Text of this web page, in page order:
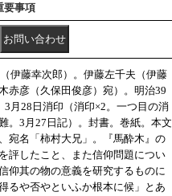
要事項
伊藤幸次郎）。伊藤左千夫（伊藤
赤彦（久保田俊彦）宛）。明治39
3月28日消印（消印×2。一つ目の消
。3月27日記）。封書。巻紙。本文
宛名「柿村大兄」。『馬酔木』の
評したこと、また信仰問題につい
仰其の物の意義を研究するものに
るや否やといふか根本に候」とあ